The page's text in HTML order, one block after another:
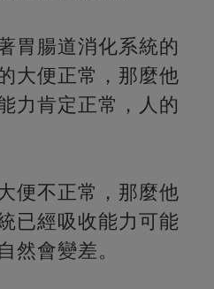
胃腸道消化系統的
大便正常，那麼他
力肯定正常，人的
便不正常，那麼他
已經吸收能力可能
然會變差。